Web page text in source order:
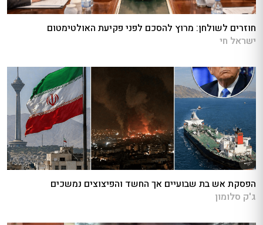
חוזרים לשולחן: מרוץ להסכם לפני פקיעת האולטימטום
ישראל חי
הפסקת אש בת שבועיים אך החשד והפיצוצים נמשכים
ג'ק סלומון